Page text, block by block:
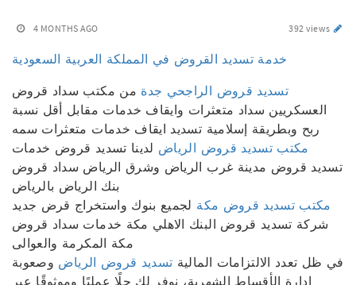
4 MONTHS AGO 392 views
خدمة تسديد القروض في المملكة العربية السعودية
تسديد قروض الراجحي جدة من مكتب سداد قروض
العسكريين سداد متعثرات وايقاف خدمات مقابل أقل نسبة
ربح وبطريقة إسلامية تسديد ايقاف خدمات متعثرات سمه
مكتب تسديد قروض الرياض لدينا تسديد قروض خدمات
تسديد قروض مدينة غرب الرياض وشرق الرياض سداد قروض
بنك الرياض بالرياض
مكتب تسديد قروض مكة لجميع بنوك واستخراج قرض جديد
شركة تسديد قروض البنك الاهلي مكة خدمات سداد قروض
مكة المكرمة والعوالى
في ظل تعدد الالتزامات المالية تسديد قروض الرياض وصعوبة
إدارة الأقساط الشهرية، نوفر لك حلًا عمليًا وموثوقًا عبر